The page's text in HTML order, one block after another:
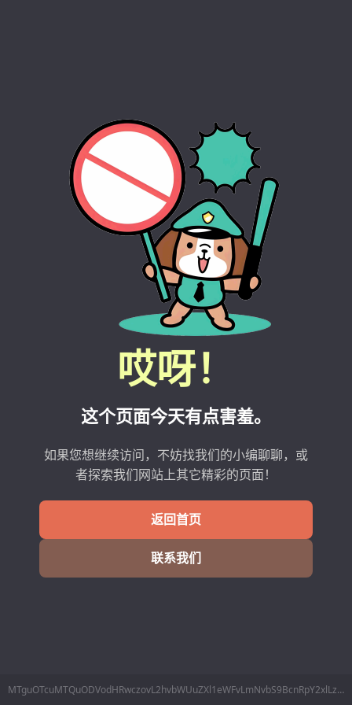
哎呀！
这个页面今天有点害羞。
如果您想继续访问，不妨找我们的小编聊聊，或
者探索我们网站上其它精彩的页面！
返回首页
联系我们
MTguOTcuMTQuODVodHRwczovL2hvbWUuZXl1eWFvLmNvbS9BcnRpY2xlLz9pZD0zNTI3NDY